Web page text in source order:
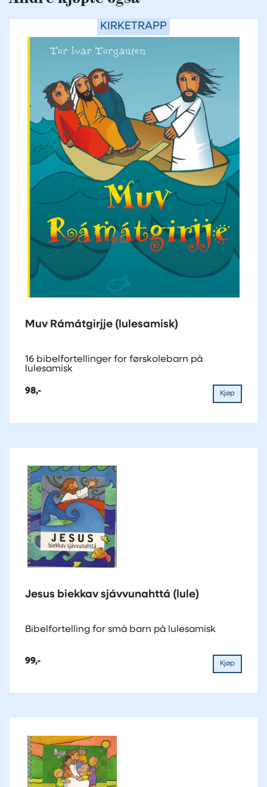
KIRKETRAPP
Muv Rámátgirjje (lulesamisk)
16 bibelfortellinger for førskolebarn på
lulesamisk
98,- Kjøp
Jesus biekkav sjávvunahttá (lule)
Bibelfortelling for små barn på lulesamisk
99,- Kjøp